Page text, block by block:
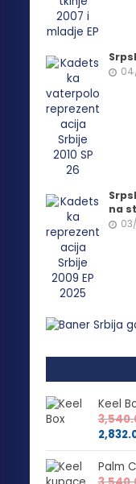
na
Keel
Palm